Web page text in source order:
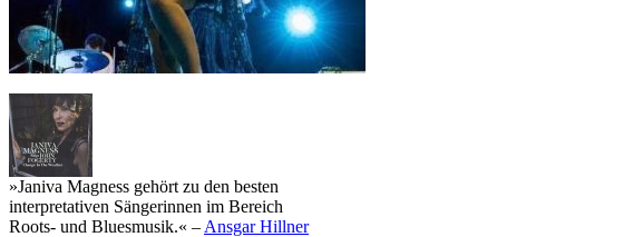
»Janiva Magness gehört zu den besten
interpretativen Sängerinnen im Bereich
Roots- und Bluesmusik.« – Ansgar Hillner